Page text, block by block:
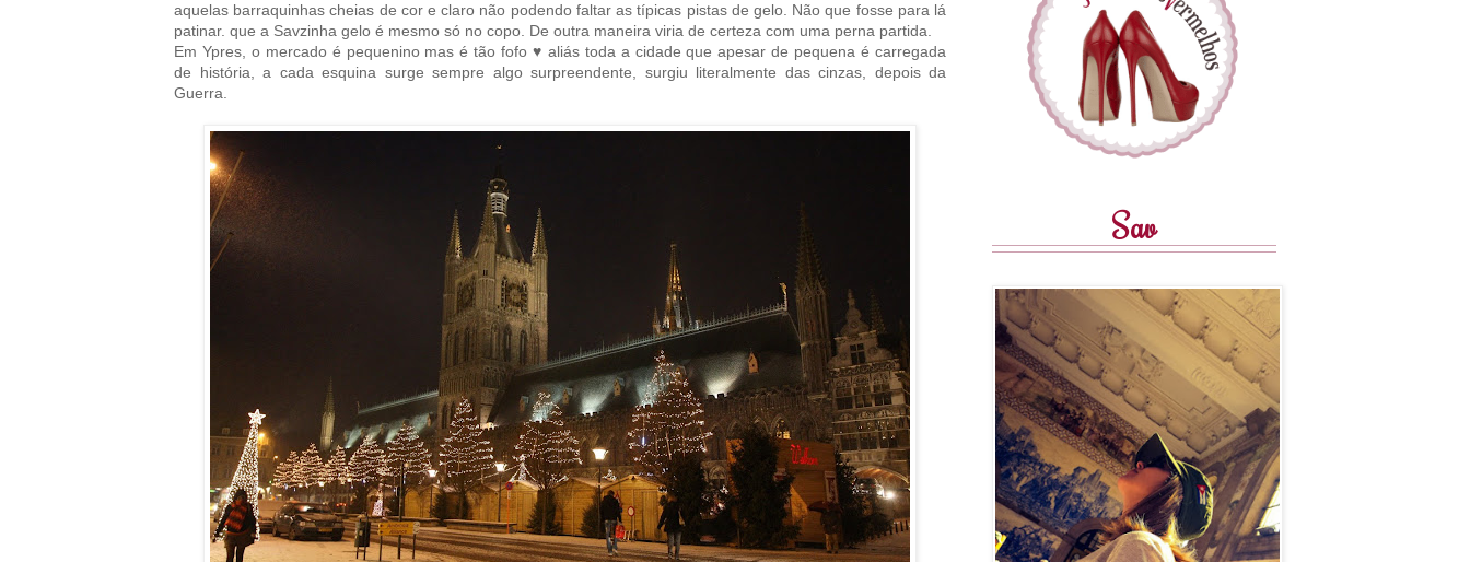
aquelas barraquinhas cheias de cor e claro não podendo faltar as típicas pistas de gelo. Não que fosse para lá
patinar. que a Savzinha gelo é mesmo só no copo. De outra maneira viria de certeza com uma perna partida.
Em Ypres, o mercado é pequenino mas é tão fofo ♥ aliás toda a cidade que apesar de pequena é carregada
de história, a cada esquina surge sempre algo surpreendente, surgiu literalmente das cinzas, depois da
Guerra.
Sav